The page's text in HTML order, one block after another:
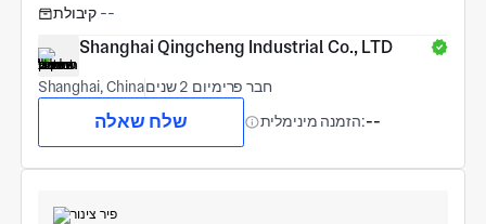
קיבולת --
Shanghai Qingcheng Industrial Co., LTD
Shanghai, China חבר פרימיום 2 שנים
שלח שאלה הזמנה מינימלית:--